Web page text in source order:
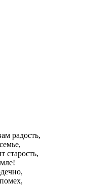
радость,
старость,